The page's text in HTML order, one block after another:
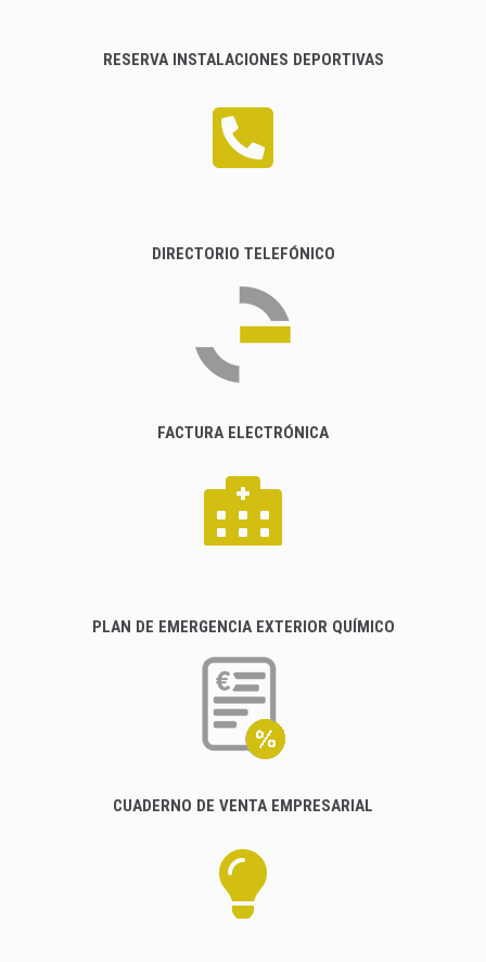
RESERVA INSTALACIONES DEPORTIVAS
DIRECTORIO TELEFÓNICO
FACTURA ELECTRÓNICA
PLAN DE EMERGENCIA EXTERIOR QUÍMICO
CUADERNO DE VENTA EMPRESARIAL